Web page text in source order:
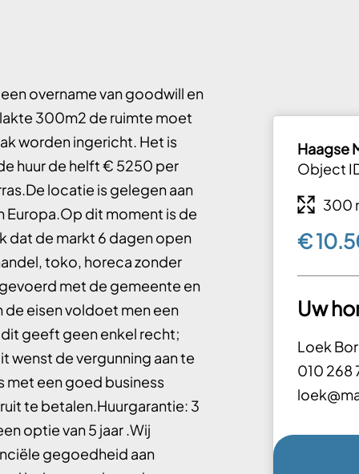
overname van goodwill en
300m2 de ruimte moet
worden ingericht. Het is
huur de helft € 5250 per
locatie is gelegen aan
Europa.Op dit moment is de
dat de markt 6 dagen open
toko, horeca zonder
met de gemeente en
de eisen voldoet men een
geeft geen enkel recht;
wenst de vergunning aan te
met een goed business
te betalen.Huurgarantie: 3
optie van 5 jaar .Wij
gegoedheid aan
Haagse
Object
300
€
Uw
Loek
010 268